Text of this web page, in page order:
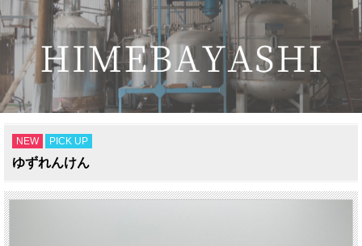
NEW PICK UP
ゆずれんけん